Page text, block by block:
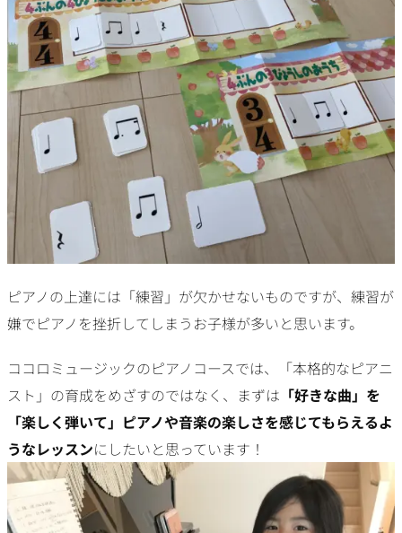
ピアノの上達には「練習」が欠かせないものですが、練習が
嫌でピアノを挫折してしまうお子様が多いと思います。
ココロミュージックのピアノコースでは、「本格的なピアニ
スト」の育成をめざすのではなく、まずは 「好きな曲」を
「楽しく弾いて」ピアノや音楽の楽しさを感じてもらえるよ
うなレッスンにしたいと思っています！